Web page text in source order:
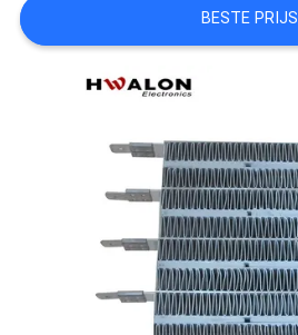
SITEMAP
PRIVACYBELEID
BESTE PRIJS